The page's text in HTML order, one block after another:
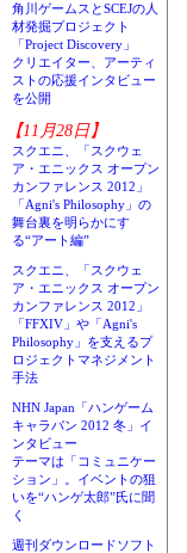
角川ゲームスとSCEJの人
材発掘プロジェクト
「Project Discovery」
クリエイター、アーティ
ストの応援インタビュー
を公開
【11月28日】
スクエニ、「スクウェ
ア・エニックス オープン
カンファレンス 2012」
「Agni's Philosophy」の
舞台裏を明らかにす
る“アート編”
スクエニ、「スクウェ
ア・エニックス オープン
カンファレンス 2012」
「FFXIV」や「Agni's
Philosophy」を支えるプ
ロジェクトマネジメント
手法
NHN Japan「ハンゲーム
キャラバン 2012 冬」イ
ンタビュー
テーマは「コミュニケー
ション」。イベントの狙
いを“ハンゲ太郎”氏に聞
く
週刊ダウンロードソフト